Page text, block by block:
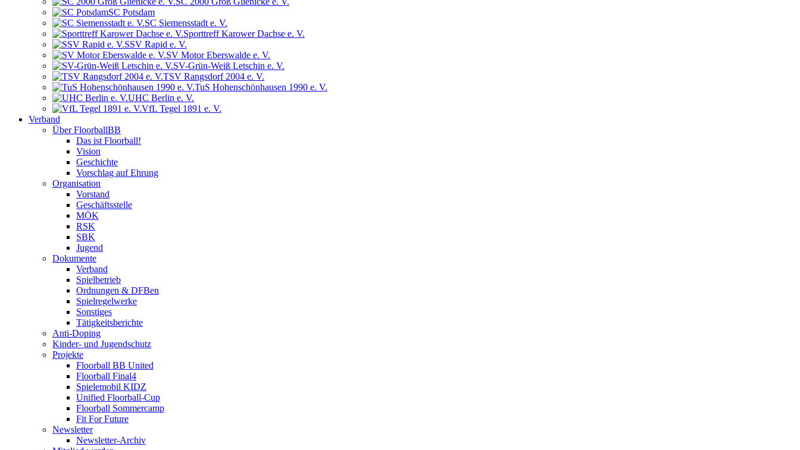
SC Potsdam
SC Siemensstadt e. V.
Sporttreff Karower Dachse e. V.
SSV Rapid e. V.
SV Motor Eberswalde e. V.
SV-Grün-Weiß Letschin e. V.
TSV Rangsdorf 2004 e. V.
TuS Hohenschönhausen 1990 e. V.
UHC Berlin e. V.
VfL Tegel 1891 e. V.
Verband
Über FloorballBB
Das ist Floorball!
Vision
Geschichte
Vorschlag auf Ehrung
Organisation
Vorstand
Geschäftsstelle
MÖK
RSK
SBK
Jugend
Dokumente
Verband
Spielbetrieb
Ordnungen & DFBen
Spielregelwerke
Sonstiges
Tätigkeitsberichte
Anti-Doping
Kinder- und Jugendschutz
Projekte
Floorball BB United
Floorball Final4
Spielemobil KIDZ
Unified Floorball-Cup
Floorball Sommercamp
Fit For Future
Newsletter
Newsletter-Archiv